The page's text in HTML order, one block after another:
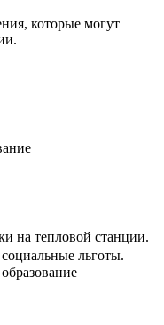
которые могут
на тепловой станции.
льготы.